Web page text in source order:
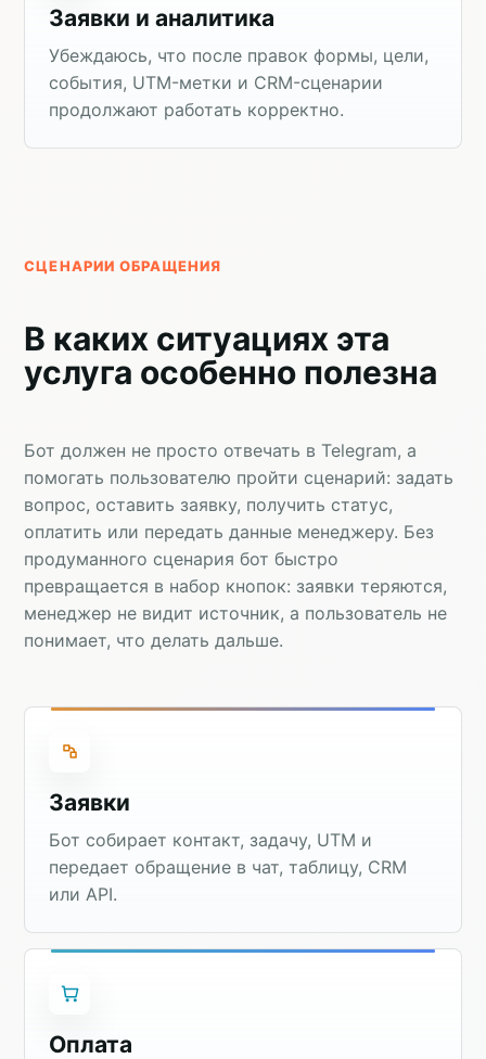
Заявки и аналитика
Убеждаюсь, что после правок формы, цели,
события, UTM-метки и CRM-сценарии
продолжают работать корректно.
СЦЕНАРИИ ОБРАЩЕНИЯ
В каких ситуациях эта
услуга особенно полезна
Бот должен не просто отвечать в Telegram, а
помогать пользователю пройти сценарий: задать
вопрос, оставить заявку, получить статус,
оплатить или передать данные менеджеру. Без
продуманного сценария бот быстро
превращается в набор кнопок: заявки теряются,
менеджер не видит источник, а пользователь не
понимает, что делать дальше.
Заявки
Бот собирает контакт, задачу, UTM и
передает обращение в чат, таблицу, CRM
или API.
Оплата